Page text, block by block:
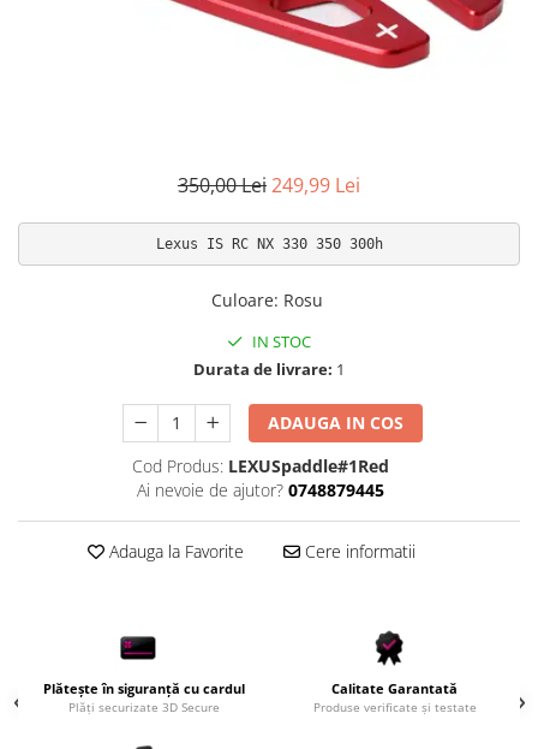
Scule Vopsitorie
Scule Vulcanizare
Cadouri Potrivite
Accesorii Telefon
Aparate premium
350,00 Lei249,99 Lei
Lexus IS RC NX 330 350 300h
Culoare: Rosu
IN STOC
Durata de livrare: 1
ADAUGA IN COS
Cod Produs: LEXUSpaddle#1Red
Ai nevoie de ajutor? 0748879445
Adauga la Favorite Cere informatii
Plătește în siguranță cu cardul
Plăți securizate 3D Secure
Calitate Garantată
Produse verificate și testate